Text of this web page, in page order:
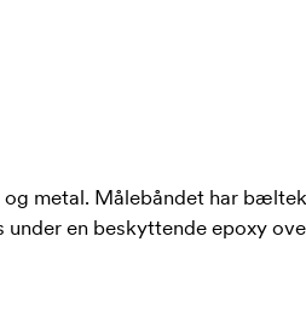
metal. Målebåndet har
en beskyttende epoxy